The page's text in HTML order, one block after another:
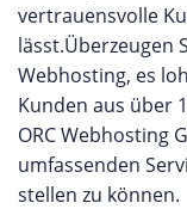
vertrauensvolle
lässt.Überzeugen
Webhosting, es
Kunden aus über
ORC Webhosting
umfassenden
stellen zu können.